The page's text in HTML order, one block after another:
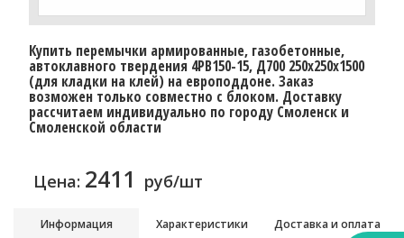
Купить перемычки армированные, газобетонные,
автоклавного твердения 4PB150-15, Д700 250х250х1500
(для кладки на клей) на европоддоне. Заказ
возможен только совместно с блоком. Доставку
расcчитаем индивидуально по городу Смоленск и
Смоленской области
Цена: 2411 руб/шт
Информация Характеристики Доставка и оплата